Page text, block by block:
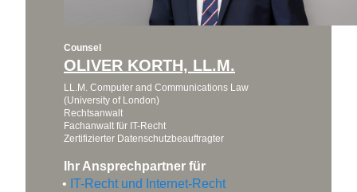
Counsel
OLIVER KORTH, LL.M.
LL.M. Computer and Communications Law
(University of London)
Rechtsanwalt
Fachanwalt für IT-Recht
Zertifizierter Datenschutzbeauftragter
Ihr Ansprechpartner für
IT-Recht und Internet-Recht